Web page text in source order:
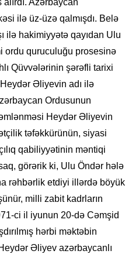
Azərbaycan
ilə üz-üzə qalmışdı. Belə
ilə hakimiyyətə qayıdan Ulu
ordu quruculuğu prosesinə
Qüvvələrinin şərəfli tarixi
Əliyevin adı ilə
Ordusunun
Heydər Əliyevin
təfəkkürünün, siyasi
qabiliyyətinin məntiqi
görərik ki, Ulu Öndər hələ
rəhbərlik etdiyi illərdə böyük
milli zabit kadrların
ci il iyunun 20-də Cəmşid
hərbi məktəbin
Əliyev azərbaycanlı